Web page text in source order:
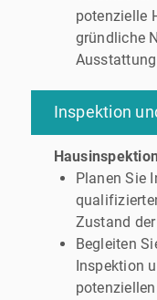
potenzielle
gründliche
Inspektion
Planen Sie
Zustand
Begleiten
Inspektion